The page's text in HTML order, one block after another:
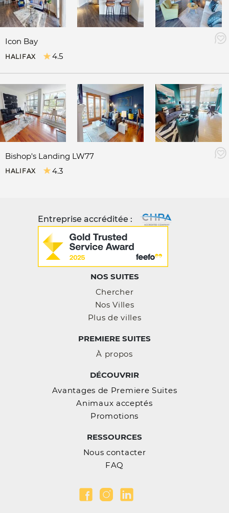
Icon Bay
HALIFAX 4.5
Bishop's Landing LW77
HALIFAX 4.3
NOS SUITES
Chercher
Nos Villes
Plus de villes
PREMIERE SUITES
À propos
DÉCOUVRIR
Avantages de Premiere Suites
Animaux acceptés
Promotions
RESSOURCES
Nous contacter
FAQ
Entreprise accréditée :